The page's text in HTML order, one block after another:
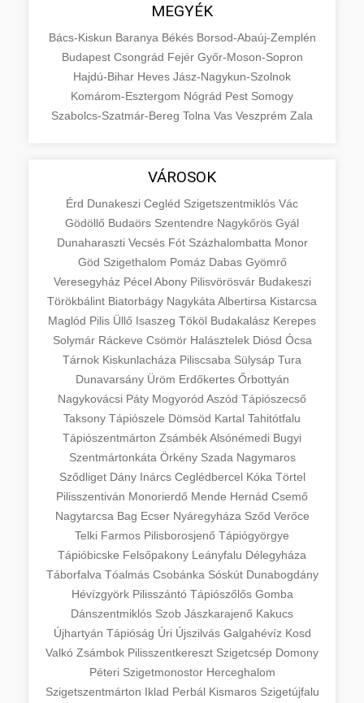
MEGYÉK
Bács-Kiskun Baranya Békés Borsod-Abaúj-Zemplén
Budapest Csongrád Fejér Győr-Moson-Sopron
Hajdú-Bihar Heves Jász-Nagykun-Szolnok
Komárom-Esztergom Nógrád Pest Somogy
Szabolcs-Szatmár-Bereg Tolna Vas Veszprém Zala
VÁROSOK
Érd Dunakeszi Cegléd Szigetszentmiklós Vác
Gödöllő Budaörs Szentendre Nagykőrös Gyál
Dunaharaszti Vecsés Fót Százhalombatta Monor
Göd Szigethalom Pomáz Dabas Gyömrő
Veresegyház PécelAbony Pilisvörösvár Budakeszi
Törökbálint Biatorbágy Nagykáta Albertirsa Kistarcsa
Maglód Pilis Üllő Isaszeg Tököl Budakalász Kerepes
Solymár Ráckeve Csömör Halásztelek Diósd Ócsa
Tárnok Kiskunlacháza Piliscsaba Sülysáp Tura
Dunavarsány Üröm Erdőkertes Őrbottyán
Nagykovácsi Páty Mogyoród Aszód Tápiószecső
Taksony Tápiószele Dömsöd Kartal Tahitótfalu
Tápiószentmárton ZsámbékAlsónémedi Bugyi
Szentmártonkáta Örkény Szada Nagymaros
Sződliget Dány Inárcs Ceglédbercel Kóka Törtel
Pilisszentiván Monorierdő Mende Hernád Csemő
Nagytarcsa Bag Ecser Nyáregyháza Sződ Verőce
Telki Farmos Pilisborosjenő Tápiógyörgye
Tápióbicske Felsőpakony Leányfalu Délegyháza
Táborfalva Tóalmás Csobánka Sóskút Dunabogdány
Hévízgyörk Pilisszántó Tápiószőlős Gomba
Dánszentmiklós Szob Jászkarajenő Kakucs
Újhartyán Tápióság Úri Újszilvás Galgahévíz Kosd
Valkó Zsámbok Pilisszentkereszt Szigetcsép Domony
Péteri Szigetmonostor Herceghalom
Szigetszentmárton Iklad Perbál Kismaros Szigetújfalu